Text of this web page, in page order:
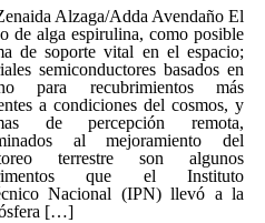
Alzaga/Adda Avendaño El
de alga espirulina, como posible
de soporte vital en el espacio;
semiconductores basados en
para recubrimientos más
a condiciones del cosmos, y
de percepción remota,
al mejoramiento del
terrestre son algunos
que el Instituto
Nacional (IPN) llevó a la
[…]